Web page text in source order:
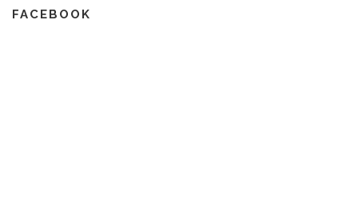
FACEBOOK